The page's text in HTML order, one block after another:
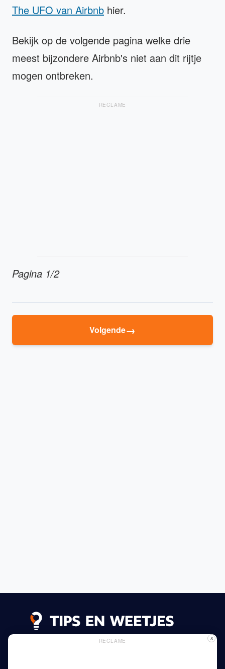
The UFO van Airbnb hier.
Bekijk op de volgende pagina welke drie
meest bijzondere Airbnb's niet aan dit rijtje
mogen ontbreken.
RECLAME
Pagina 1/2
Volgende→
RECLAME X